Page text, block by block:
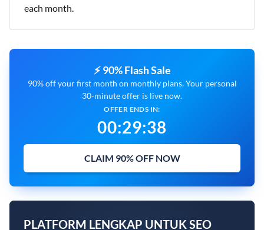
each month.
⚡ 90% Flash Sale
90% off your first month on monthly plans. Your personal
30-minute offer is live now.
OFFER ENDS IN:
00:29:37
CLAIM 90% OFF NOW
PLATFORM LENGKAP UNTUK SEO